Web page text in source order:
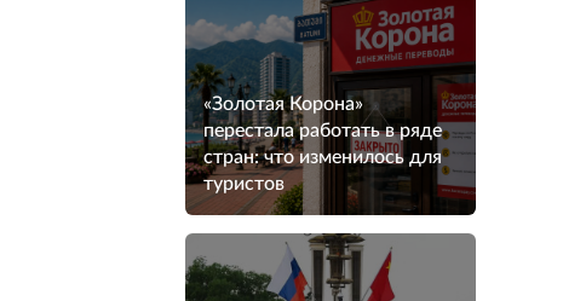
«Золотая Корона»
перестала работать в ряде
стран: что изменилось для
туристов